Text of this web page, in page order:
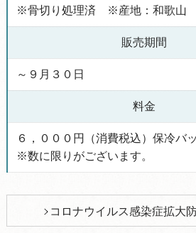
※骨切り処理済 ※産地：和歌山
販売期間
～９月３０日
料金
６，０００円（消費税込）保冷バ
※数に限りがございます。
コロナウイルス感染症拡大